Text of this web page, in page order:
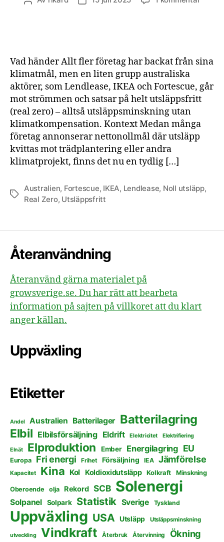
på
zero
–
utan
Vad händer Allt fler företag har backat från sina
klimatmål, men en liten grupp australiska
aktörer, som Lendlease, IKEA och Fortescue, går
mot strömmen och satsar på helt utsläppsfritt
(real zero) – alltså utsläppsminskning utan
klimatkompensation. Kontext Medan många
företag annonserar nettonollmål där utsläpp
kvittas mot trädplantering eller andra
klimatprojekt, finns det nu en tydlig […]
Etiketter
Australien, Fortescue, IKEA, Lendlease, Noll utsläpp,
Real Zero, Utsläppsfritt
Återanvändning
Återanvänd gärna materialet på
growsverige.se. Du har rätt att bearbeta
information på sajten på villkoret att du klart
anger källan.
Uppväxling
Etiketter
Andel Australien Batterilager Batterilagring
Elbil Elbilsförsäljning Eldrift Elektricitet Elektrifiering
Elnät Elproduktion Ember Energilagring EU
Europa Fri energi Frihet Försäljning IEA Jämförelse
Kapacitet Kina Kol Koldioxidutsläpp Kolkraft Minskning
Oberoende olja Rekord SCB Solenergi
Solpanel Solpark Statistik Sverige Tyskland
Uppväxling USA Utsläpp Utsläppsminskning
utveckling Vindkraft Återbruk Återvinning Ökning